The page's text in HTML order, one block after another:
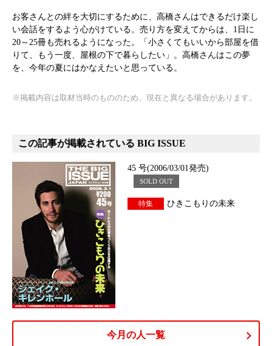
お客さんとの絆を大切にするために、高橋さんはできるだけ楽し
い会話をするよう心がけている。売り方を変えてからは、1日に
20～25冊も売れるようになった。「小さくてもいいから部屋を借
りて、もう一度、屋根の下で暮らしたい」。高橋さんはこの夢
を、今年の夏にはかなえたいと思っている。
※掲載内容は取材当時のもののため、現在と異なる場合があります。
この記事が掲載されている BIG ISSUE
45 号(2006/03/01発売)
SOLD OUT
特集 ひきこもりの未来
今月の人一覧